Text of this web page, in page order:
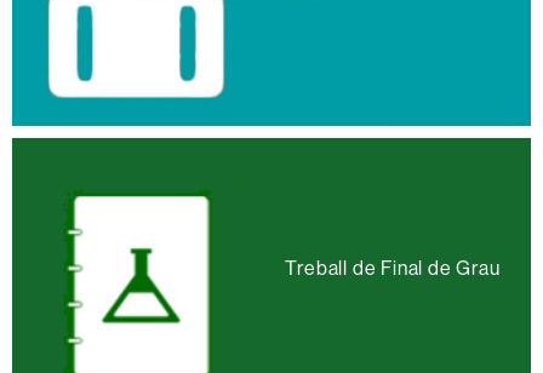
Treball de Final de Grau